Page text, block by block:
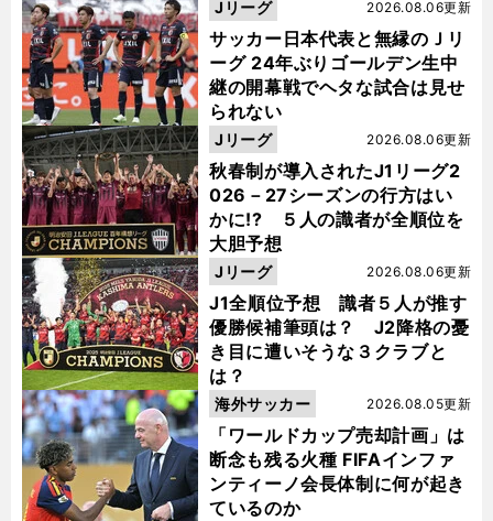
サッカー日本代表と無縁のＪリ
ーグ 24年ぶりゴールデン生中
継の開幕戦でヘタな試合は見せ
られない
2026.08.06更新
Jリーグ
秋春制が導入されたJ1リーグ2
026－27シーズンの行方はい
かに!? ５人の識者が全順位を
大胆予想
2026.08.06更新
Jリーグ
J1全順位予想 識者５人が推す
優勝候補筆頭は？ J2降格の憂
き目に遭いそうな３クラブと
は？
2026.08.06更新
Jリーグ
「ワールドカップ売却計画」は
断念も残る火種 FIFAインファ
ンティーノ会長体制に何が起き
ているのか
2026.08.05更新
海外サッカー